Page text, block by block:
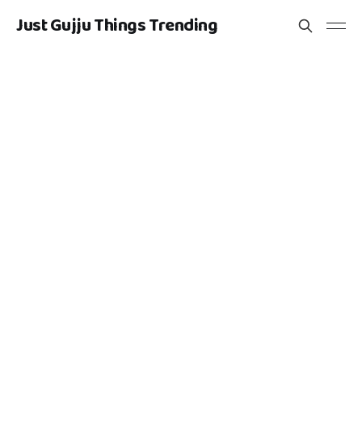
Just Gujju Things Trending